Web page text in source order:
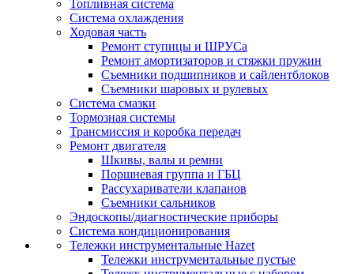
Топливная система
Система охлаждения
Ходовая часть
Ремонт ступицы и ШРУСа
Ремонт амортизаторов и стяжки пружин
Съемники подшипников и сайлентблоков
Съемники шаровых и рулевых
Система смазки
Тормозная системы
Трансмиссия и коробка передач
Ремонт двигателя
Шкивы, валы и ремни
Поршневая группа и ГБЦ
Рассухариватели клапанов
Съемники сальников
Эндоскопы/диагностические приборы
Система кондиционирования
Тележки инструментальные Hazet
Тележки инструментальные пустые